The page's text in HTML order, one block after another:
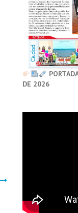
DE 2026